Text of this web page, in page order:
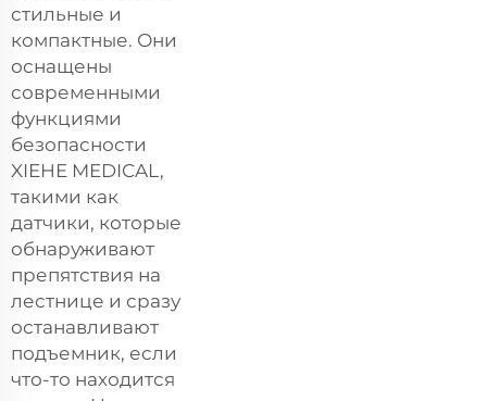
стильные и
компактные. Они
оснащены
современными
функциями
безопасности
XIEHE MEDICAL,
такими как
датчики, которые
обнаруживают
препятствия на
лестнице и сразу
останавливают
подъемник, если
что-то находится